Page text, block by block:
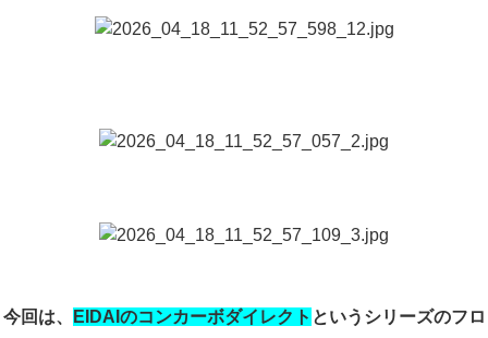
今回は、 EIDAIのコンカーボダイレクト というシリーズのフロ